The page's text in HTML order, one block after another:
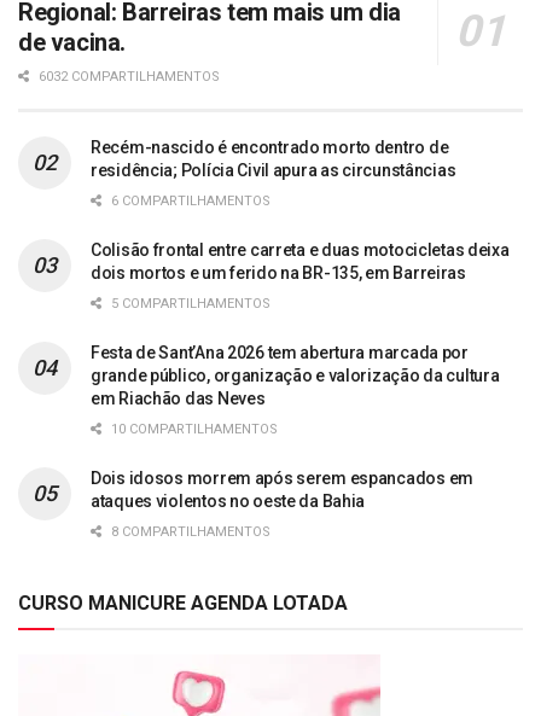
Regional: Barreiras tem mais um dia
de vacina.
6032 COMPARTILHAMENTOS
Recém-nascido é encontrado morto dentro de
residência; Polícia Civil apura as circunstâncias
6 COMPARTILHAMENTOS
Colisão frontal entre carreta e duas motocicletas deixa
dois mortos e um ferido na BR-135, em Barreiras
5 COMPARTILHAMENTOS
Festa de Sant’Ana 2026 tem abertura marcada por
grande público, organização e valorização da cultura
em Riachão das Neves
10 COMPARTILHAMENTOS
Dois idosos morrem após serem espancados em
ataques violentos no oeste da Bahia
8 COMPARTILHAMENTOS
CURSO MANICURE AGENDA LOTADA